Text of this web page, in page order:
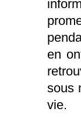
en
sous
vie.